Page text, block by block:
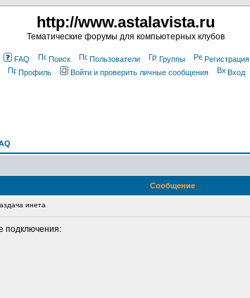
http://www.astalavista.ru
Тематические форумы для компьютерных клубов
FAQ Поиск Пользователи Группы
Регистрация
Профиль
Войти и проверить личные сообщения Вход
Сообщение
инета
подключения: